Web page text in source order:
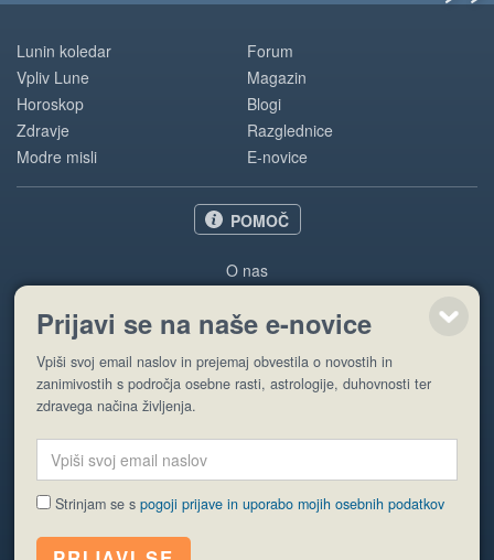
Lunin koledar
Vpliv Lune
Horoskop
Zdravje
Modre misli
Forum
Magazin
Blogi
Razglednice
E-novice
POMOČ
O nas
Pogoji uporabe
Pošlji stran
Prijavi se na naše e-novice
Vpiši svoj email naslov in prejemaj obvestila o novostih in
zanimivostih s področja osebne rasti, astrologije, duhovnosti ter
zdravega načina življenja.
Strinjam se spogoji prijave in uporabo mojih osebnih podatkov